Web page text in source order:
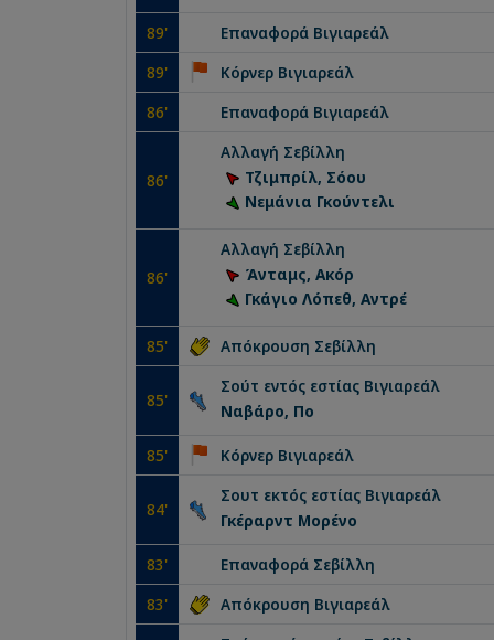
89' Επαναφορά Βιγιαρεάλ
89' Κόρνερ Βιγιαρεάλ
86' Επαναφορά Βιγιαρεάλ
86'
Αλλαγή Σεβίλλη
Τζιμπρίλ, Σόου
Νεμάνια Γκούντελι
86'
Αλλαγή Σεβίλλη
Άνταμς, Ακόρ
Γκάγιο Λόπεθ, Αντρέ
85' Απόκρουση Σεβίλλη
85'
Σούτ εντός εστίας Βιγιαρεάλ
Ναβάρο, Πο
85' Κόρνερ Βιγιαρεάλ
84'
Σουτ εκτός εστίας Βιγιαρεάλ
Γκέραρντ Μορένο
83' Επαναφορά Σεβίλλη
83' Απόκρουση Βιγιαρεάλ